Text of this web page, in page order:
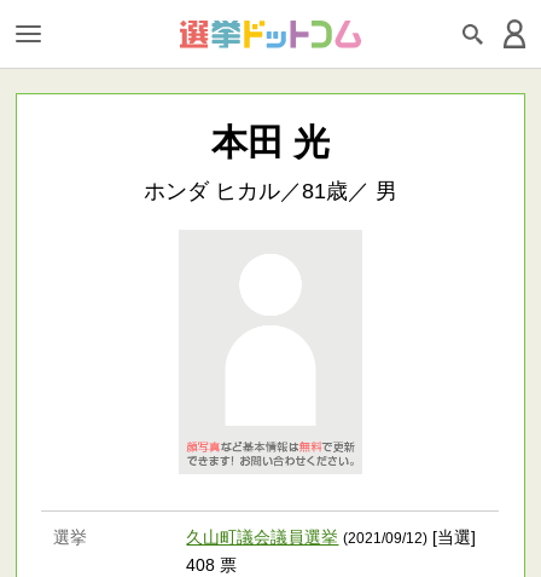
本田 光
ホンダ ヒカル／81歳／ 男
選挙 久山町議会議員選挙 (2021/09/12) [当選]
408 票